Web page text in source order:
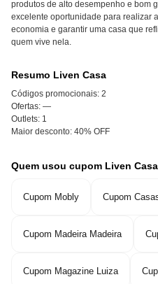
produtos de alto desempenho e bom
excelente oportunidade para realizar
economia e garantir uma casa que
quem vive nela.
Resumo Liven Casa
Códigos promocionais: 2
Ofertas: —
Outlets: 1
Maior desconto: 40% OFF
Quem usou cupom Liven
Cupom Mobly Cupom
Cupom Madeira Madeira
Cupom Magazine Luiza